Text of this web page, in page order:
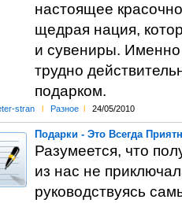
настоящее
щедрая нация,
и сувениры. Именно
трудно
подарком.
stran l Разное l 24/05/2010
Подарки - Это Всегда
Разумеется, что
из нас не
руководствуясь